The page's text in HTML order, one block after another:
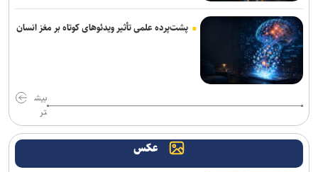
تردد روان در تمامی محورهای شمالی و مسیرهای مرزهای اربعین
۳ سانحه مرگبار طی یک هفته در بزرگراه‌های تهران؛ هشدار دوباره به
رانندگان و عابران
زایمان اورژانسی و نجات جان یک کودک
«رسانه»، سنگر نخست آگاهی‌بخشی در پیشگیری از اعتیاد است
پشت‌پرده علمی تأثیر ویدئو‌های کوتاه بر مغز انسان
بیش
تر
عکس